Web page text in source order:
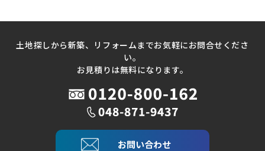
土地探しから新築、リフォームまでお気軽にお問合せくださ
い。
お見積りは無料になります。
お問い合わせ